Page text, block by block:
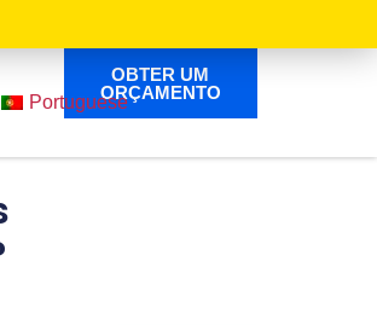
Portuguese
OBTER UM
ORÇAMENTO